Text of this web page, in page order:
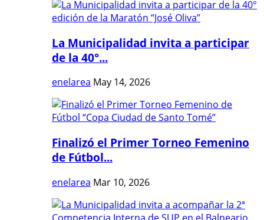
La Municipalidad invita a participar
de la 40°...
enelarea May 14, 2026
Finalizó el Primer Torneo Femenino
de Fútbol...
enelarea Mar 10, 2026